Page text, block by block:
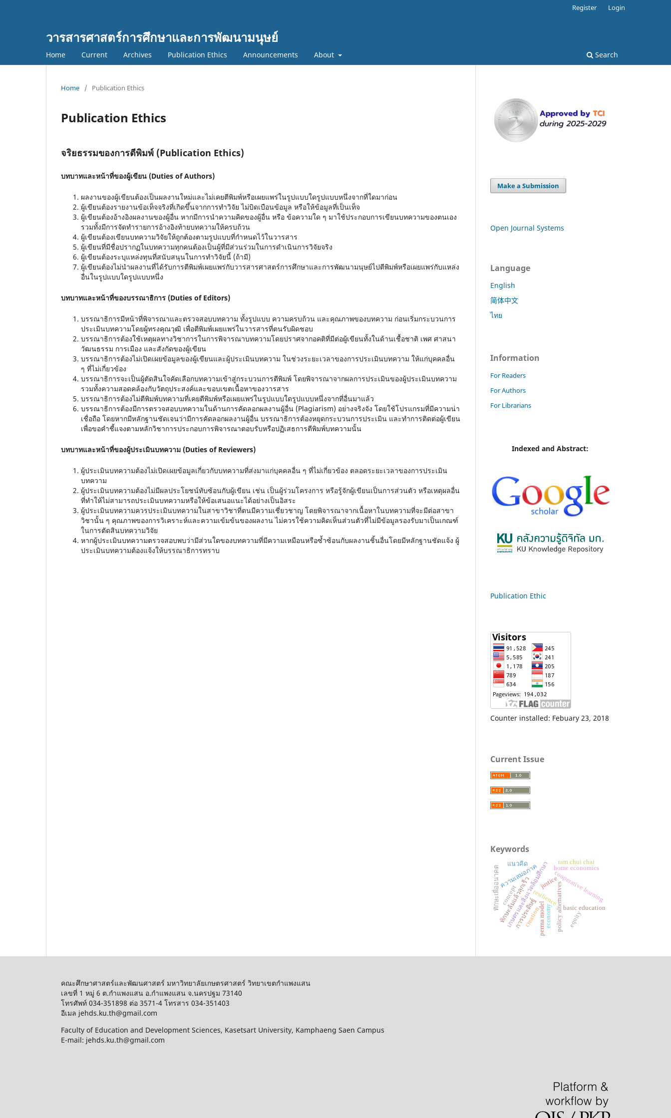
วารสารศาสตร์การศึกษาและการพัฒนามนุษย์
Home Current Archives Publication Ethics Announcements About Search
Register Login
Home / Publication Ethics
Publication Ethics
จริยธรรมของการตีพิมพ์ (Publication Ethics)
บทบาทและหน้าที่ของผู้เขียน (Duties of Authors)
ผลงานของผู้เขียนต้องเป็นผลงานใหม่และไม่เคยตีพิมพ์หรือเผยแพร่ในรูปแบบใดรูปแบบหนึ่งจากที่ใดมาก่อน
ผู้เขียนต้องรายงานข้อเท็จจริงที่เกิดขึ้นจากการทำวิจัย ไม่บิดเบือนข้อมูล หรือให้ข้อมูลที่เป็นเท็จ
ผู้เขียนต้องอ้างอิงผลงานของผู้อื่น หากมีการนำความคิดของผู้อื่น หรือ ข้อความใด ๆ มาใช้ประกอบการเขียนบทความของตนเอง
รวมทั้งมีการจัดทำรายการอ้างอิงท้ายบทความให้ครบถ้วน
ผู้เขียนต้องเขียนบทความวิจัยให้ถูกต้องตามรูปแบบที่กำหนดไว้ในวารสาร
ผู้เขียนที่มีชื่อปรากฏในบทความทุกคนต้องเป็นผู้ที่มีส่วนร่วมในการดำเนินการวิจัยจริง
ผู้เขียนต้องระบุแหล่งทุนที่สนับสนุนในการทำวิจัยนี้ (ถ้ามี)
ผู้เขียนต้องไม่นำผลงานที่ได้รับการตีพิมพ์เผยแพร่กับวารสารศาสตร์การศึกษาและการพัฒนามนุษย์ไปตีพิมพ์หรือเผยแพร่กับแหล่ง
อื่นในรูปแบบใดรูปแบบหนึ่ง
บทบาทและหน้าที่ของบรรณาธิการ (Duties of Editors)
บรรณาธิการมีหน้าที่พิจารณาและตรวจสอบบทความ ทั้งรูปแบบ ความครบถ้วน และคุณภาพของบทความ ก่อนเริ่มกระบวนการ
ประเมินบทความโดยผู้ทรงคุณวุฒิ เพื่อตีพิมพ์เผยแพร่ในวารสารที่ตนรับผิดชอบ
บรรณาธิการต้องใช้เหตุผลทางวิชาการในการพิจารณาบทความโดยปราศจากอคติที่มีต่อผู้เขียนทั้งในด้านเชื้อชาติ เพศ ศาสนา
วัฒนธรรม การเมือง และสังกัดของผู้เขียน
บรรณาธิการต้องไม่เปิดเผยข้อมูลของผู้เขียนและผู้ประเมินบทความ ในช่วงระยะเวลาของการประเมินบทความ ให้แก่บุคคลอื่น
ๆ ที่ไม่เกี่ยวข้อง
บรรณาธิการจะเป็นผู้ตัดสินใจคัดเลือกบทความเข้าสู่กระบวนการตีพิมพ์ โดยพิจารณาจากผลการประเมินของผู้ประเมินบทความ
รวมทั้งความสอดคล้องกับวัตถุประสงค์และขอบเขตเนื้อหาของวารสาร
บรรณาธิการต้องไม่ตีพิมพ์บทความที่เคยตีพิมพ์หรือเผยแพร่ในรูปแบบใดรูปแบบหนึ่งจากที่อื่นมาแล้ว
บรรณาธิการต้องมีการตรวจสอบบทความในด้านการคัดลอกผลงานผู้อื่น (Plagiarism) อย่างจริงจัง โดยใช้โปรแกรมที่มีความน่า
เชื่อถือ โดยหากมีหลักฐานชัดเจนว่ามีการคัดลอกผลงานผู้อื่น บรรณาธิการต้องหยุดกระบวนการประเมิน และทำการติดต่อผู้เขียน
เพื่อขอคำชี้แจงตามหลักวิชาการประกอบการพิจารณาตอบรับหรือปฏิเสธการตีพิมพ์บทความนั้น
บทบาทและหน้าที่ของผู้ประเมินบทความ (Duties of Reviewers)
ผู้ประเมินบทความต้องไม่เปิดเผยข้อมูลเกี่ยวกับบทความที่ส่งมาแก่บุคคลอื่น ๆ ที่ไม่เกี่ยวข้อง ตลอดระยะเวลาของการประเมิน
บทความ
ผู้ประเมินบทความต้องไม่มีผลประโยชน์ทับซ้อนกับผู้เขียน เช่น เป็นผู้ร่วมโครงการ หรือรู้จักผู้เขียนเป็นการส่วนตัว หรือเหตุผลอื่น
ที่ทำให้ไม่สามารถประเมินบทความหรือให้ข้อเสนอแนะได้อย่างเป็นอิสระ
ผู้ประเมินบทความควรประเมินบทความในสาขาวิชาที่ตนมีความเชี่ยวชาญ โดยพิจารณาจากเนื้อหาในบทความที่จะมีต่อสาขา
วิชานั้น ๆ คุณภาพของการวิเคราะห์และความเข้มข้นของผลงาน ไม่ควรใช้ความคิดเห็นส่วนตัวที่ไม่มีข้อมูลรองรับมาเป็นเกณฑ์
ในการตัดสินบทความวิจัย
หากผู้ประเมินบทความตรวจสอบพบว่ามีส่วนใดของบทความที่มีความเหมือนหรือซ้ำซ้อนกับผลงานชิ้นอื่นโดยมีหลักฐานชัดแจ้ง ผู้
ประเมินบทความต้องแจ้งให้บรรณาธิการทราบ
Make a Submission
Open Journal Systems
Language
English
简体中文
ไทย
Information
For Readers
For Authors
For Librarians
Indexed and Abstract:
Publication Ethic
Counter installed: Febuary 23, 2018
Current Issue
Keywords
เกษตรและสิ่งแวดล้อมศึกษา
resiliencepolicy alternativesbasic education
equity
justice
ทักษะล้มแล้วลุกเร็ว
ความเสมอภาค
perma model
cooperative learning
home economics
ทักษะเพื่ออนาคต
แนวคิด
การประดิษฐ์
concept
creation
ram chui chai
economy
คณะศึกษาศาสตร์และพัฒนศาสตร์ มหาวิทยาลัยเกษตรศาสตร์ วิทยาเขตกำแพงแสน
เลขที่ 1 หมู่ 6 ต.กำแพงแสน อ.กำแพงแสน จ.นครปฐม 73140
โทรศัพท์ 034-351898 ต่อ 3571-4 โทรสาร 034-351403
อีเมล jehds.ku.th@gmail.com
Faculty of Education and Development Sciences, Kasetsart University, Kamphaeng Saen Campus
E-mail: jehds.ku.th@gmail.com